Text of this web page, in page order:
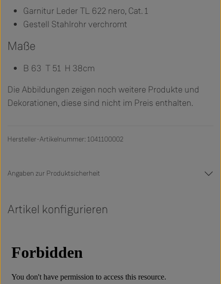
Garnitur Leder TL 622 nero, Cat. 1
Gestell Stahlrohr verchromt
Maße
B 63 T 51 H 38cm
Die Abbildungen zeigen noch weitere Produkte und
Dekorationen, diese sind nicht im Preis enthalten.
Hersteller-Artikelnummer: 1041100002
Angaben zur Produktsicherheit
Artikel konfigurieren